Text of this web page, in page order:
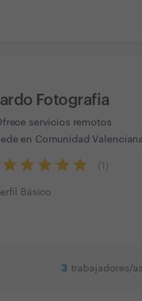
Fotografia
servicios remotos
en Comunidad
( 1
Básico
3 trabajadores/as